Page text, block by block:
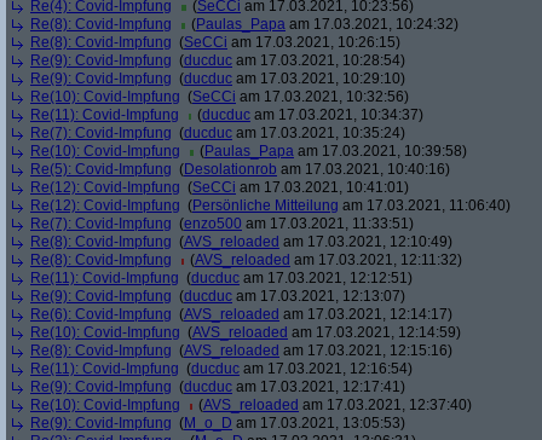
Re(4): Covid-Impfung
(SeCCi am 17.03.2021, 10:23:56)
Re(8): Covid-Impfung
(Paulas_Papa am 17.03.2021, 10:24:32)
Re(8): Covid-Impfung (SeCCi am 17.03.2021, 10:26:15)
Re(9): Covid-Impfung (ducduc am 17.03.2021, 10:28:54)
Re(9): Covid-Impfung (ducduc am 17.03.2021, 10:29:10)
Re(10): Covid-Impfung (SeCCi am 17.03.2021, 10:32:56)
Re(11): Covid-Impfung
(ducduc am 17.03.2021, 10:34:37)
Re(7): Covid-Impfung (ducduc am 17.03.2021, 10:35:24)
Re(10): Covid-Impfung
(Paulas_Papa am 17.03.2021, 10:39:58)
Re(5): Covid-Impfung (Desolationrob am 17.03.2021, 10:40:16)
Re(12): Covid-Impfung (SeCCi am 17.03.2021, 10:41:01)
Re(12): Covid-Impfung (Persönliche Mitteilung am 17.03.2021, 11:06:40)
Re(7): Covid-Impfung (enzo500 am 17.03.2021, 11:33:51)
Re(8): Covid-Impfung (AVS_reloaded am 17.03.2021, 12:10:49)
Re(8): Covid-Impfung
(AVS_reloaded am 17.03.2021, 12:11:32)
Re(11): Covid-Impfung (ducduc am 17.03.2021, 12:12:51)
Re(9): Covid-Impfung (ducduc am 17.03.2021, 12:13:07)
Re(6): Covid-Impfung (AVS_reloaded am 17.03.2021, 12:14:17)
Re(10): Covid-Impfung (AVS_reloaded am 17.03.2021, 12:14:59)
Re(8): Covid-Impfung (AVS_reloaded am 17.03.2021, 12:15:16)
Re(11): Covid-Impfung (ducduc am 17.03.2021, 12:16:54)
Re(9): Covid-Impfung (ducduc am 17.03.2021, 12:17:41)
Re(10): Covid-Impfung
(AVS_reloaded am 17.03.2021, 12:37:40)
Re(9): Covid-Impfung (M_o_D am 17.03.2021, 13:05:53)